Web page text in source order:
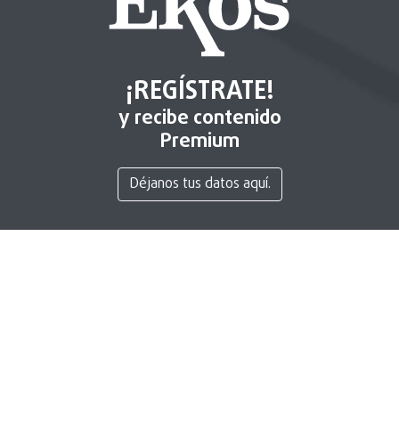
¡REGÍSTRATE!
y recibe contenido
Premium
Déjanos tus datos aquí.